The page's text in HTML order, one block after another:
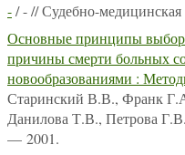
-/ - // Судебно-
Основные принципы
причины смерти больных
новообразованиями :
Старинский В.В., Франк
Данилова Т.В., Петрова
— 2001.